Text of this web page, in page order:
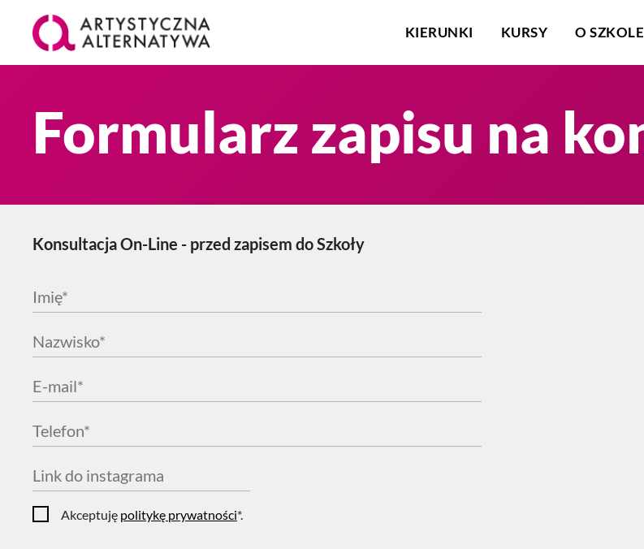
KIERUNKI KURSY O SZKOLE
Formularz zapisu na
Konsultacja On-Line - przed zapisem do Szkoły
Imię
Nazwisko
E-
mail *
Telefon*
Link
do
instagrama
ZgodaAkceptuję politykę prywatności*.